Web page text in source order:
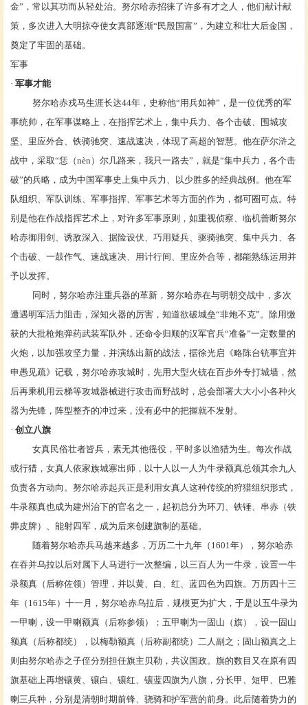
金”，常以其功而从轻处治。努尔哈赤招徕了许多有才之人，他们献计献
策，多次进入大明掠夺使女真部逐渐“民殷国富”，为建立和壮大后金国，
奠定了牢固的基础。
军事
· 军事才能
努尔哈赤戎马生涯长达44年，史称他“用兵如神”，是一位优秀的军
事统帅，在军事谋略上，在指挥艺术上，集中兵力、各个击破、围城攻
坚、里应外合、铁骑驰突、速战速决，体现了高超的智慧。他在萨尔浒之
战中，采取“恁（nèn）尔几路来，我只一路去”，就是“集中兵力，各个击
破”的兵略，成为中国军事史上集中兵力、以少胜多的经典战例。他在军
队组织、军队训练、军事指挥、军事艺术等方面的作为，都可圈可点。特
别是他在作战指挥艺术上，对许多军事原则，如重视侦察、临机善断努尔
哈赤御用剑、诱敌深入、据险设伏、巧用疑兵、驱骑驰突、集中兵力、各
个击破、一鼓作气、速战速决、用计行间、里应外合等，都能熟练运用并
予以发挥。
同时，努尔哈赤注重兵器的革新，努尔哈赤在与明朝交战中，多次
遭遇明军活力阻击，深知火器的厉害，知道欲破城垒“非炮不克”。除用缴
获的大批枪炮弹药武装军队外，还命令归顺的汉军官兵“准备”一定数量的
火炮，以加强攻坚力量，并演练出新的战法，据徐光启《略陈台铳事宜并
申愚见疏》记载，努尔哈赤攻城时，先用大型火铳在百步外专打城墙，然
后再乘机用云梯等攻城器械进行攻击而野战时，总会部署大大小小各种火
器为先锋，阵型整齐的冲过来，没有必中的把握就不发射。
· 创立八旗
女真民俗壮者皆兵，素无其他徭役，平时多以渔猎为生。每次作战
或行猎，女真人依家族城寨出师，以十人以一人为牛录额真总领其余九人
负责各方动向。努尔哈赤起兵正是利用女真人这种传统的狩猎组织形式，
牛录额真也成为建州治下的官名之一，起初总分为环刀、铁锤、串赤（铁
丳皮牌）、能射四军，成为后来创建旗制的基础。
随着努尔哈赤兵马越来越多，万历二十九年（ 1601年），努尔哈赤
在吞并乌拉以后对属下人马进行一次整编，以三百人为一牛录，设置一牛
录额真（后称佐领）管理，并以黄、白、红、蓝四色为四旗。万历四十三
年（1615年）十一月，努尔哈赤乌拉后，规模更为扩大，于是以五牛录为
一甲喇，设一甲喇额真（后称参领）；五甲喇为一固山（旗），设一固山
额真（后称都统），以梅勒额真（后称副都统）二人副之；固山额真之上
则由努尔哈赤之子侄分别担任旗主贝勒，共议国政。旗的数目又在原有四
旗基础上再增镶黄、镶白、镶红、镶蓝四旗为八旗，分长甲、短甲、巴雅
喇三兵种，分别是清朝时期前锋、骁骑和护军营的前身。此后随着势力的